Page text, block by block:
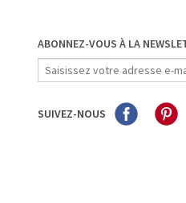
ABONNEZ-VOUS À LA
SUIVEZ-NOUS